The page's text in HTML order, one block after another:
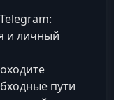
и личный
пути